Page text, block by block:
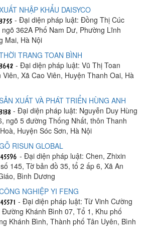
NHẬP KHẨU DAISYCO
- Đại diện pháp luật: Đồng Thị Cúc
362A Phố Nam Dư, Phường Lĩnh
Mai, Hà Nội
TRANG TOAN BÌNH
- Đại diện pháp luật: Vũ Thị Toan
Xã Cao Viên, Huyện Thanh Oai, Hà
XUẤT VÀ PHÁT TRIỂN HÙNG ANH
- Đại diện pháp luật: Nguyễn Duy Hùng
ngõ 5 đường Thống Nhất, thôn Thanh
Huyện Sóc Sơn, Hà Nội
RISUN GLOBAL
- Đại diện pháp luật: Chen, Zhixin
145, Tờ bản đồ 35, tổ 2 ấp 6, Xã An
Bình Dương
NGHIỆP YI FENG
- Đại diện pháp luật: Từ Vinh Cường
Khánh Bình 07, Tổ 1, Khu phố
Khánh Bình, Thành phố Tân Uyên, Bình